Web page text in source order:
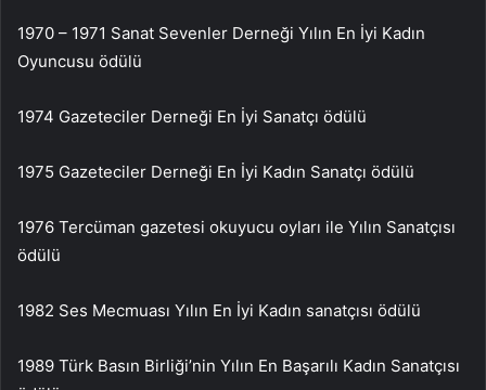
1970 – 1971 Sanat Sevenler Derneği Yılın En İyi Kadın
Oyuncusu ödülü
1974 Gazeteciler Derneği En İyi Sanatçı ödülü
1975 Gazeteciler Derneği En İyi Kadın Sanatçı ödülü
1976 Tercüman gazetesi okuyucu oyları ile Yılın Sanatçısı
ödülü
1982 Ses Mecmuası Yılın En İyi Kadın sanatçısı ödülü
1989 Türk Basın Birliği’nin Yılın En Başarılı Kadın Sanatçısı